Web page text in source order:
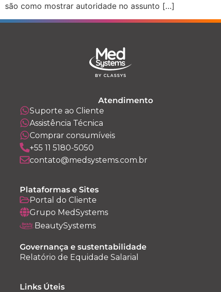
são como mostrar autoridade no assunto […]
Atendimento
Suporte ao Cliente
Assistência Técnica
Comprar consumíveis
+55 11 5180-5050
contato@medsystems.com.br
Plataformas e Sites
Portal do Cliente
Grupo MedSystems
BeautySystems
Governança e sustentabilidade
Relatório de Equidade Salarial
Links Úteis